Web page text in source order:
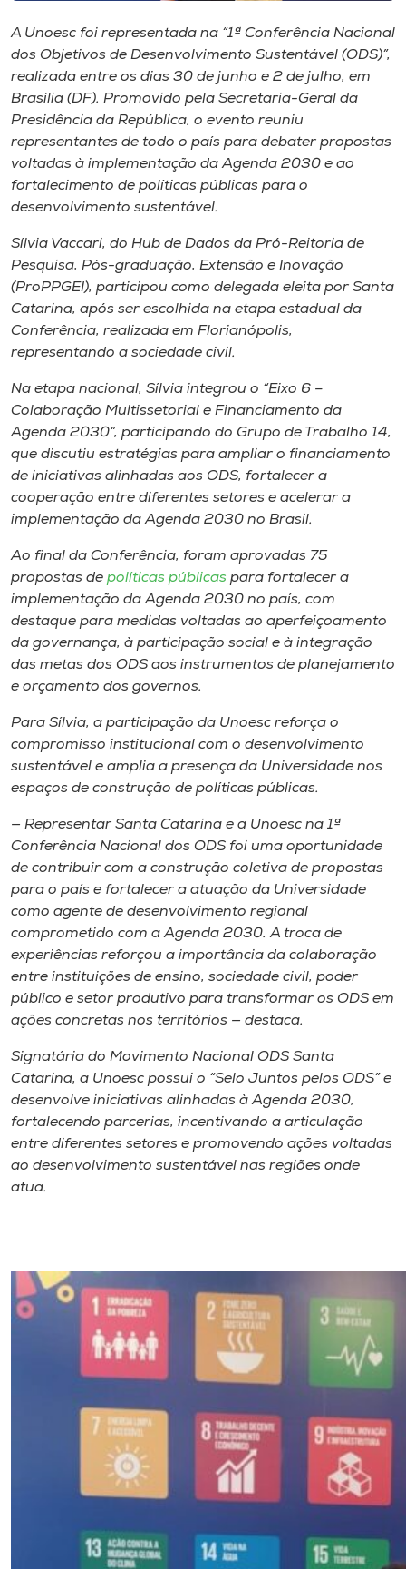
Editora
Rádio
Unoesc
Store
Selecione
o idioma
A+
A-
A Unoesc foi representada na “1ª Conferência Nacional
dos Objetivos de Desenvolvimento Sustentável (ODS)”,
realizada entre os dias 30 de junho e 2 de julho, em
Brasília (DF). Promovido pela Secretaria-Geral da
Presidência da República, o evento reuniu
representantes de todo o país para debater propostas
voltadas à implementação da Agenda 2030 e ao
fortalecimento de políticas públicas para o
desenvolvimento sustentável.
Sílvia Vaccari, do Hub de Dados da Pró-Reitoria de
Pesquisa, Pós-graduação, Extensão e Inovação
(ProPPGEI), participou como delegada eleita por Santa
Catarina, após ser escolhida na etapa estadual da
Conferência, realizada em Florianópolis,
representando a sociedade civil.
Na etapa nacional, Sílvia integrou o “Eixo 6 –
Colaboração Multissetorial e Financiamento da
Agenda 2030”, participando do Grupo de Trabalho 14,
que discutiu estratégias para ampliar o financiamento
de iniciativas alinhadas aos ODS, fortalecer a
cooperação entre diferentes setores e acelerar a
implementação da Agenda 2030 no Brasil.
Ao final da Conferência, foram aprovadas 75
propostas de políticas públicas para fortalecer a
implementação da Agenda 2030 no país, com
destaque para medidas voltadas ao aperfeiçoamento
da governança, à participação social e à integração
das metas dos ODS aos instrumentos de planejamento
e orçamento dos governos.
Para Sílvia, a participação da Unoesc reforça o
compromisso institucional com o desenvolvimento
sustentável e amplia a presença da Universidade nos
espaços de construção de políticas públicas.
— Representar Santa Catarina e a Unoesc na 1ª
Conferência Nacional dos ODS foi uma oportunidade
de contribuir com a construção coletiva de propostas
para o país e fortalecer a atuação da Universidade
como agente de desenvolvimento regional
comprometido com a Agenda 2030. A troca de
experiências reforçou a importância da colaboração
entre instituições de ensino, sociedade civil, poder
público e setor produtivo para transformar os ODS em
ações concretas nos territórios — destaca.
Signatária do Movimento Nacional ODS Santa
Catarina, a Unoesc possui o “Selo Juntos pelos ODS” e
desenvolve iniciativas alinhadas à Agenda 2030,
fortalecendo parcerias, incentivando a articulação
entre diferentes setores e promovendo ações voltadas
ao desenvolvimento sustentável nas regiões onde
atua.